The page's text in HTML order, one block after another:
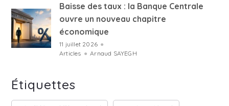
Baisse des taux : la Banque Centrale
ouvre un nouveau chapitre
économique
11 juillet 2026 ●
Articles ● Arnaud SAYEGH
Étiquettes